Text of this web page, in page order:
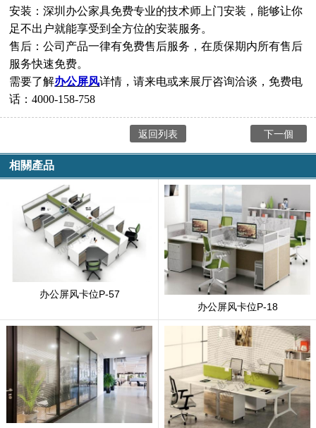
安装：深圳办公家具免费专业的技术师上门安装，能够让你
足不出户就能享受到全方位的安装服务。
售后：公司产品一律有免费售后服务，在质保期内所有售后
服务快速免费。
需要了解办公屏风详情，请来电或来展厅咨询洽谈，免费电
话：4000-158-758
下一個
返回列表
相關產品
办公屏风卡位P-57
办公屏风卡位P-18